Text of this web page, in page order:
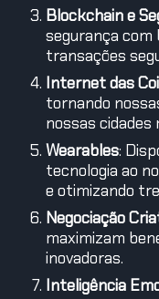
Blockchain e
segurança com
transações
Internet das
tornando
nossas cidades
Wearables:
tecnologia ao
e otimizando
Negociação
maximizam
inovadoras.
Inteligência